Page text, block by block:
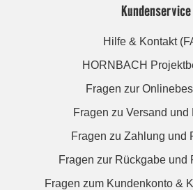
Kundenservice
Hilfe & Kontakt
HORNBACH
Fragen zur
Fragen zu Versand und
Fragen zu Zahlung und
Fragen zur Rückgabe und
Fragen zum Kundenkonto &